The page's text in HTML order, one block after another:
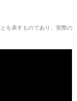
を表すものであり、実際の